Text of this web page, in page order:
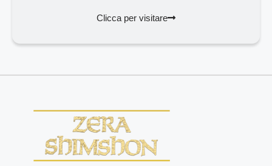
Clicca per visitare